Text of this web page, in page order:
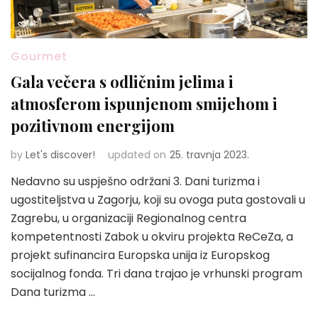
Gourmet
Gala večera s odličnim jelima i
atmosferom ispunjenom smijehom i
pozitivnom energijom
by Let's discover! updated on 25. travnja 2023.
Nedavno su uspješno održani 3. Dani turizma i
ugostiteljstva u Zagorju, koji su ovoga puta gostovali u
Zagrebu, u organizaciji Regionalnog centra
kompetentnosti Zabok u okviru projekta ReCeZa, a
projekt sufinancira Europska unija iz Europskog
socijalnog fonda. Tri dana trajao je vrhunski program
Dana turizma …